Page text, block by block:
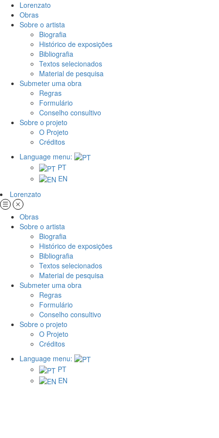
Lorenzato
Obras
Sobre o artista
Biografia
Histórico de exposições
Bibliografia
Textos selecionados
Material de pesquisa
Submeter uma obra
Regras
Formulário
Conselho consultivo
Sobre o projeto
O Projeto
Créditos
Language menu:
PT
EN
Lorenzato
Obras
Sobre o artista
Biografia
Histórico de exposições
Bibliografia
Textos selecionados
Material de pesquisa
Submeter uma obra
Regras
Formulário
Conselho consultivo
Sobre o projeto
O Projeto
Créditos
Language menu:
PT
EN